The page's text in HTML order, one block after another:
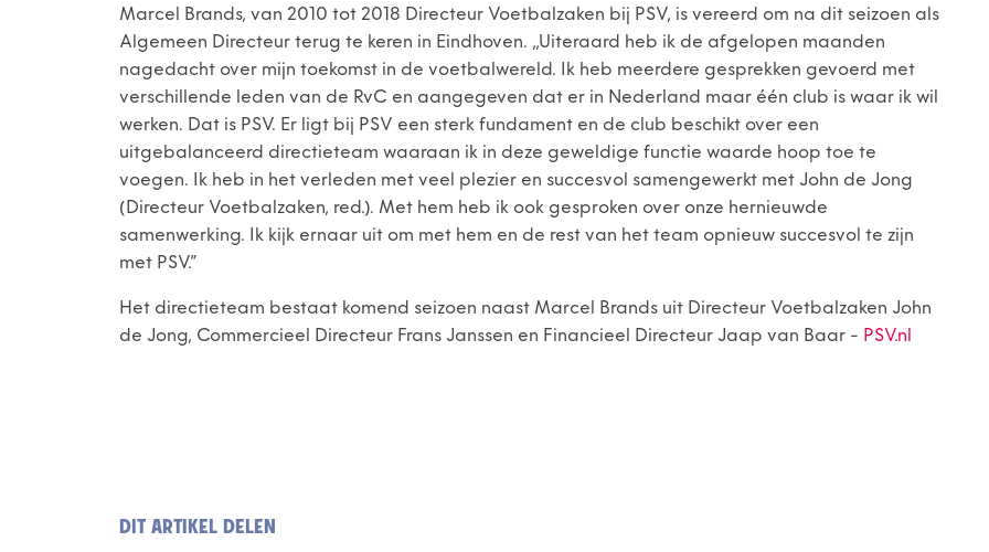
Marcel Brands, van 2010 tot 2018 Directeur Voetbalzaken bij PSV, is vereerd om na dit seizoen als
Algemeen Directeur terug te keren in Eindhoven. ,,Uiteraard heb ik de afgelopen maanden
nagedacht over mijn toekomst in de voetbalwereld. Ik heb meerdere gesprekken gevoerd met
verschillende leden van de RvC en aangegeven dat er in Nederland maar één club is waar ik wil
werken. Dat is PSV. Er ligt bij PSV een sterk fundament en de club beschikt over een
uitgebalanceerd directieteam waaraan ik in deze geweldige functie waarde hoop toe te
voegen. Ik heb in het verleden met veel plezier en succesvol samengewerkt met John de Jong
(Directeur Voetbalzaken, red.). Met hem heb ik ook gesproken over onze hernieuwde
samenwerking. Ik kijk ernaar uit om met hem en de rest van het team opnieuw succesvol te zijn
met PSV.”
Het directieteam bestaat komend seizoen naast Marcel Brands uit Directeur Voetbalzaken John
de Jong, Commercieel Directeur Frans Janssen en Financieel Directeur Jaap van Baar - PSV.nl
DIT ARTIKEL DELEN